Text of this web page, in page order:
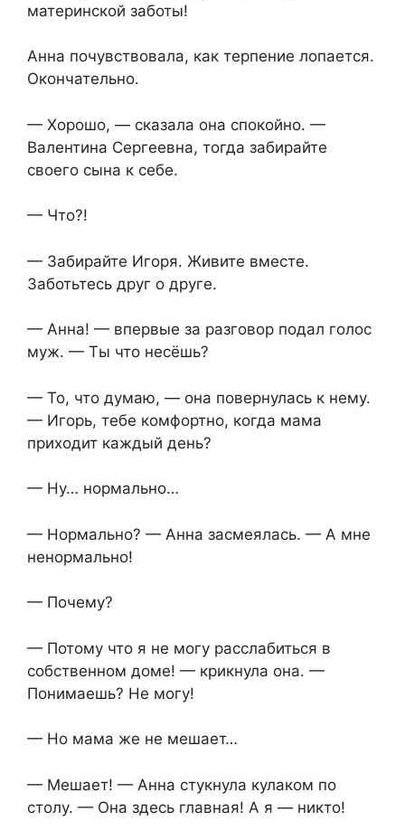
материнской заботы!
Анна почувствовала, как терпение лопается.
Окончательно.
— Хорошо, — сказала она спокойно. —
Валентина Сергеевна, тогда забирайте
своего сына к себе.
— Что?!
— Забирайте Игоря. Живите вместе.
Заботьтесь друг о друге.
— Анна! — впервые за разговор подал голос
муж. — Ты что несёшь?
— То, что думаю, — она повернулась к нему.
— Игорь, тебе комфортно, когда мама
приходит каждый день?
— Ну… нормально…
— Нормально? — Анна засмеялась. — А мне
ненормально!
— Почему?
— Потому что я не могу расслабиться в
собственном доме! — крикнула она. —
Понимаешь? Не могу!
— Но мама же не мешает…
— Мешает! — Анна стукнула кулаком по
столу. — Она здесь главная! А я — никто!